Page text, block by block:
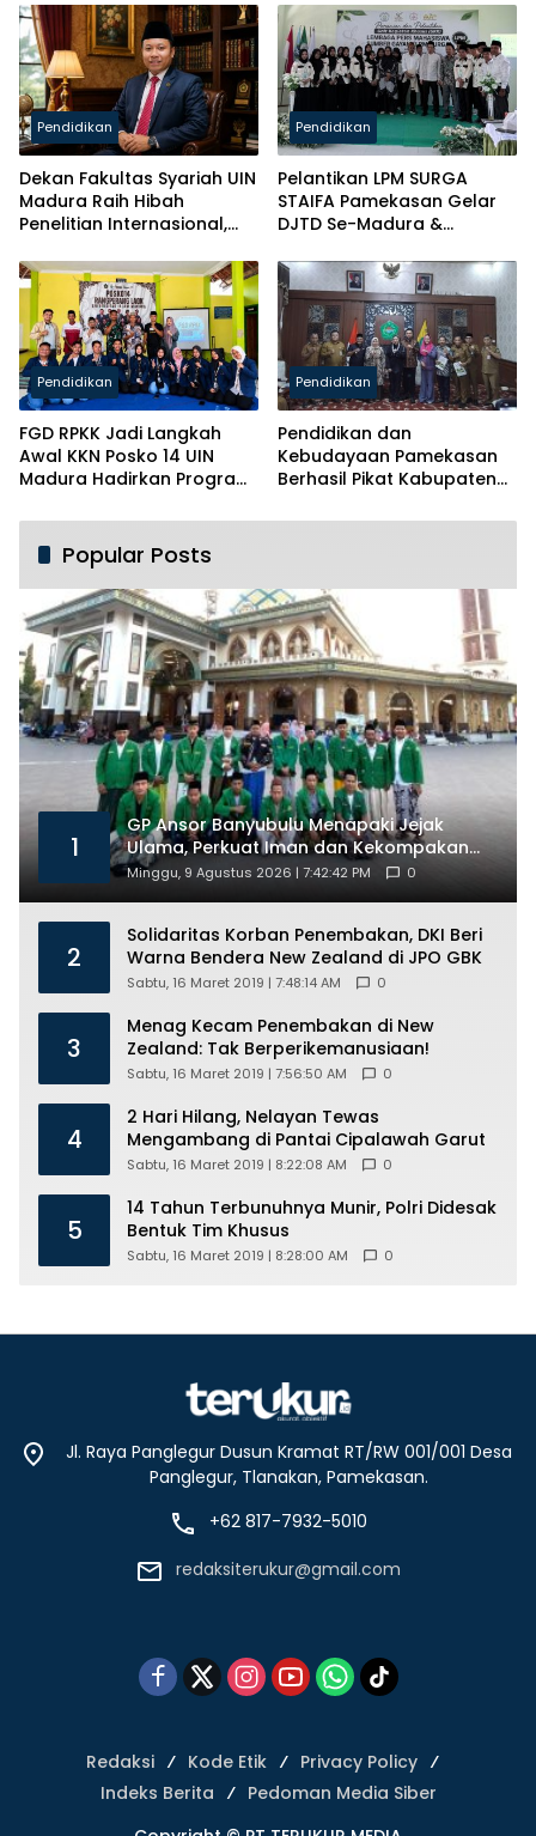
Pendidikan
Dekan Fakultas Syariah UIN
Madura Raih Hibah
Penelitian Internasional,
Kancah Global
Pendidikan
Pelantikan LPM SURGA
STAIFA Pamekasan Gelar
DJTD Se-Madura &
Pendidikan
FGD RPKK Jadi Langkah
Awal KKN Posko 14 UIN
Madura Hadirkan Program
Pendidikan
Pendidikan dan
Kebudayaan Pamekasan
Berhasil Pikat Kabupaten
Popular Posts
1
GP Ansor Banyubulu Menapaki Jejak
Ulama, Perkuat Iman dan Kekompakan
Kader Lewat Tour Religi
Minggu, 9 Agustus 2026 | 7:42:42 PM 0
2
Solidaritas Korban Penembakan, DKI Beri
Warna Bendera New Zealand di JPO GBK
Sabtu, 16 Maret 2019 | 7:48:14 AM 0
3
Menag Kecam Penembakan di New
Zealand: Tak Berperikemanusiaan!
Sabtu, 16 Maret 2019 | 7:56:50 AM 0
4
2 Hari Hilang, Nelayan Tewas
Mengambang di Pantai Cipalawah Garut
Sabtu, 16 Maret 2019 | 8:22:08 AM 0
5
14 Tahun Terbunuhnya Munir, Polri Didesak
Bentuk Tim Khusus
Sabtu, 16 Maret 2019 | 8:28:00 AM 0
Jl. Raya Panglegur Dusun Kramat RT/RW 001/001 Desa
Panglegur, Tlanakan, Pamekasan.
+62 817-7932-5010
redaksiterukur@gmail.com
Redaksi Kode Etik
Privacy Policy
Indeks Berita
Pedoman Media Siber